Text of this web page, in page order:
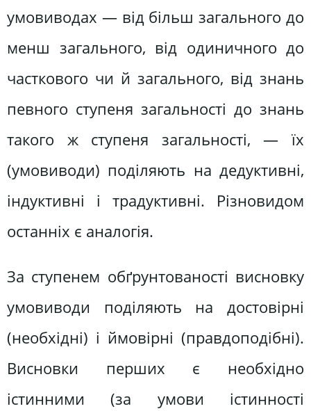
умовиводах — від більш загального до
менш загального, від одиничного до
часткового чи й загального, від знань
певного ступеня загальності до знань
такого ж ступеня загальності, — їх
(умовиводи) поділяють на дедуктивні,
індуктивні і традуктивні. Різновидом
останніх є аналогія.
За ступенем обґрунтованості висновку
умовиводи поділяють на достовірні
(необхідні) і ймовірні (правдоподібні).
Висновки перших є необхідно
істинними (за умови істинності